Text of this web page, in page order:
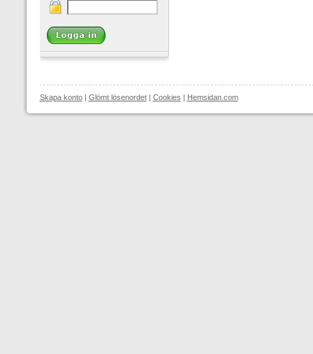
Skapa konto| Glömt lösenordet| Cookies | Hemsidan.com